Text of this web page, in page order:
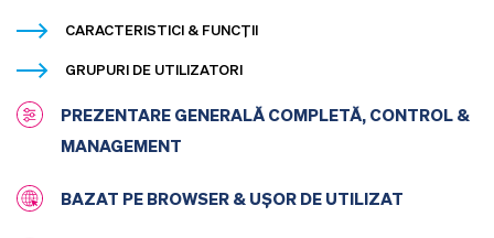
CARACTERISTICI & FUNCȚII
GRUPURI DE UTILIZATORI
PREZENTARE GENERALĂ COMPLETĂ, CONTROL &
MANAGEMENT
BAZAT PE BROWSER & UȘOR DE UTILIZAT